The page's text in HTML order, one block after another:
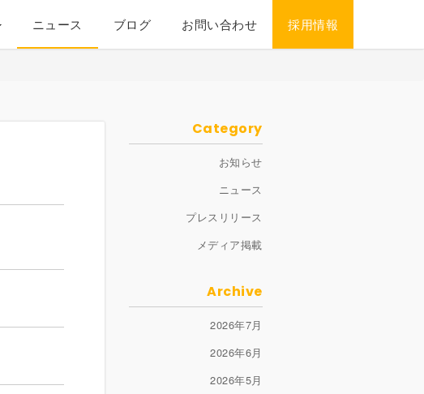
ニュース ブログ お問い合わせ 採用情報
Category
お知らせ
ニュース
プレスリリース
メディア掲載
Archive
2026年7月
2026年6月
2026年5月